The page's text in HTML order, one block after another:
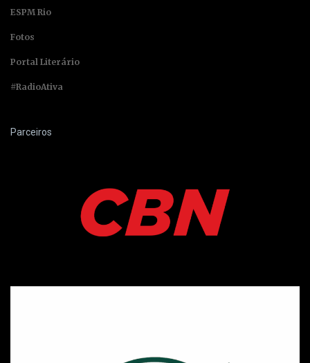
ESPM Rio
Fotos
Portal Literário
#RadioAtiva
Parceiros